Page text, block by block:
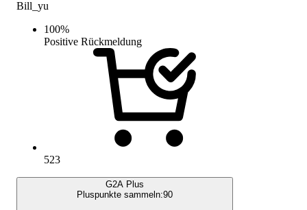
Bill_yu
100%
Positive Rückmeldung
523
G2A Plus
Pluspunkte sammeln:90